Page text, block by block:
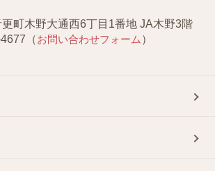
町木野大通西6丁目1番地 JA木野3階
（お問い合わせフォーム）